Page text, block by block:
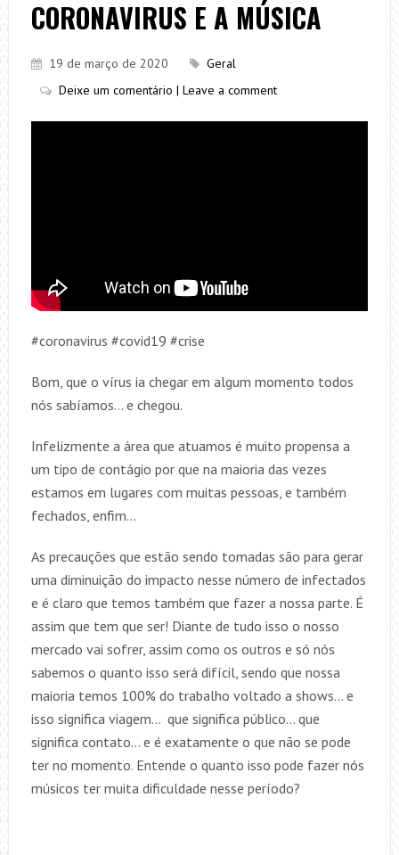
CORONAVIRUS E A MÚSICA
19 de março de 2020
Geral
Deixe um comentário | Leave a comment
#coronavirus #covid19 #crise
Bom, que o vírus ia chegar em algum momento todos
nós sabíamos… e chegou.
Infelizmente a área que atuamos é muito propensa a
um tipo de contágio por que na maioria das vezes
estamos em lugares com muitas pessoas, e também
fechados, enfim…
As precauções que estão sendo tomadas são para gerar
uma diminuição do impacto nesse número de infectados
e é claro que temos também que fazer a nossa parte. É
assim que tem que ser! Diante de tudo isso o nosso
mercado vai sofrer, assim como os outros e só nós
sabemos o quanto isso será difícil, sendo que nossa
maioria temos 100% do trabalho voltado a shows… e
isso significa viagem… que significa público… que
significa contato… e é exatamente o que não se pode
ter no momento. Entende o quanto isso pode fazer nós
músicos ter muita dificuldade nesse período?